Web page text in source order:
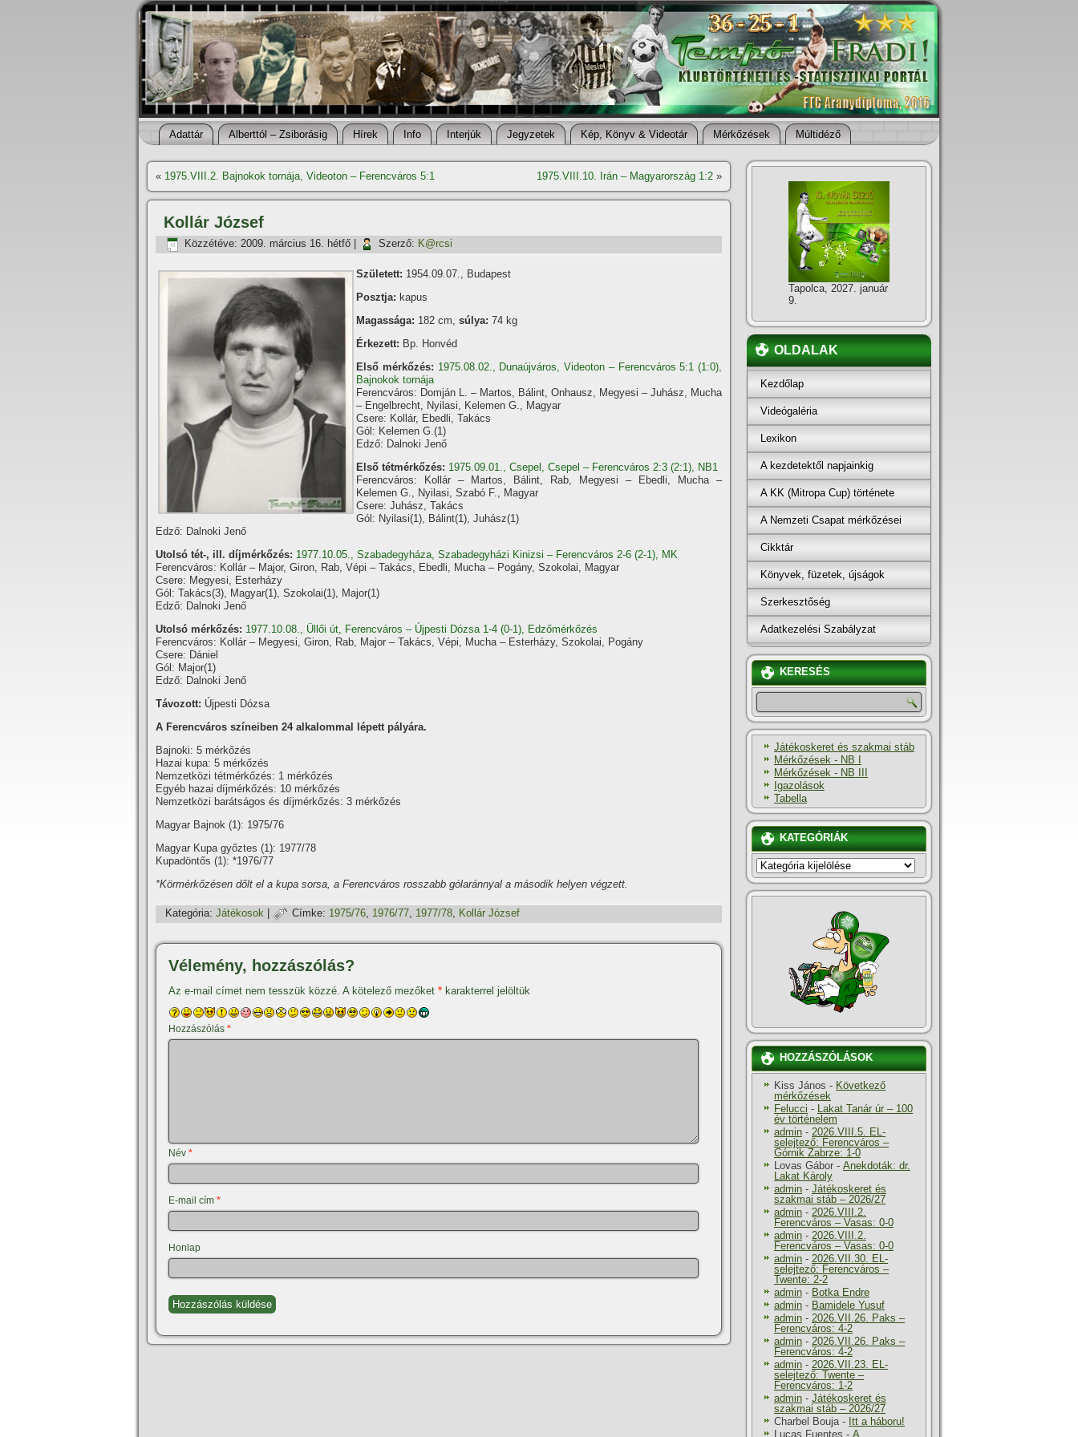
Adattár Alberttól – Zsiborásig Hí­rek Info Interjúk Jegyzetek Kép, Könyv & Videotár Mérkőzések Múltidéző
« 1975.VIII.2. Bajnokok tornája, Videoton – Ferencváros 5:1 1975.VIII.10. Irán – Magyarország 1:2 »
Kollár József
Közzétéve: 2009. március 16. hétfő Szerző: K@rcsi
Született: 1954.09.07., Budapest
Posztja: kapus
Magassága: 182 cm, súlya: 74 kg
Érkezett: Bp. Honvéd
Első mérkőzés: 1975.08.02., Dunaújváros, Videoton – Ferencváros 5:1 (1:0),
Bajnokok tornája
Ferencváros: Domján L. – Martos, Bálint, Onhausz, Megyesi – Juhász, Mucha
– Engelbrecht, Nyilasi, Kelemen G., Magyar
Csere: Kollár, Ebedli, Takács
Gól: Kelemen G.(1)
Edző: Dalnoki Jenő
Első tétmérkőzés: 1975.09.01., Csepel, Csepel – Ferencváros 2:3 (2:1), NB1
Ferencváros: Kollár – Martos, Bálint, Rab, Megyesi – Ebedli, Mucha –
Kelemen G., Nyilasi, Szabó F., Magyar
Csere: Juhász, Takács
Gól: Nyilasi(1), Bálint(1), Juhász(1)
Edző: Dalnoki Jenő
Utolsó tét-, ill. díjmérkőzés: 1977.10.05., Szabadegyháza, Szabadegyházi Kinizsi – Ferencváros 2-6 (2-1), MK
Ferencváros: Kollár – Major, Giron, Rab, Vépi – Takács, Ebedli, Mucha – Pogány, Szokolai, Magyar
Csere: Megyesi, Esterházy
Gól: Takács(3), Magyar(1), Szokolai(1), Major(1)
Edző: Dalnoki Jenő
Utolsó mérkőzés: 1977.10.08., Üllői út, Ferencváros – Újpesti Dózsa 1-4 (0-1), Edzőmérkőzés
Ferencváros: Kollár – Megyesi, Giron, Rab, Major – Takács, Vépi, Mucha – Esterházy, Szokolai, Pogány
Csere: Dániel
Gól: Major(1)
Edző: Dalnoki Jenő
Távozott: Újpesti Dózsa
A Ferencváros szí­neiben 24 alkalommal lépett pályára.
Bajnoki: 5 mérkőzés
Hazai kupa: 5 mérkőzés
Nemzetközi tétmérkőzés: 1 mérkőzés
Egyéb hazai dí­jmérkőzés: 10 mérkőzés
Nemzetközi barátságos és dí­jmérkőzés: 3 mérkőzés
Magyar Bajnok (1): 1975/76
Magyar Kupa győztes (1): 1977/78
Kupadöntős (1): *1976/77
*Körmérkőzésen dőlt el a kupa sorsa, a Ferencváros rosszabb gólaránnyal a második helyen végzett.
Kategória: Játékosok Címke: 1975/76, 1976/77, 1977/78, Kollár József
Vélemény, hozzászólás?
Az e-mail címet nem tesszük közzé. A kötelező mezőket * karakterrel jelöltük
Hozzászólás *
Név *
E-mail cím *
Honlap
Tapolca, 2027. január
9.
OLDALAK
Kezdőlap
Videógaléria
Lexikon
A kezdetektől napjainkig
A KK (Mitropa Cup) története
A Nemzeti Csapat mérkőzései
Cikktár
Könyvek, füzetek, újságok
Szerkesztőség
Adatkezelési Szabályzat
KERESÉS
Játékoskeret és szakmai stáb
Mérkőzések - NB I
Mérkőzések - NB III
Igazolások
Tabella
KATEGÓRIÁK
KATEGÓRIÁK
HOZZÁSZÓLÁSOK
Kiss János - Következő
mérkőzések
Felucci - Lakat Tanár úr – 100
év történelem
admin - 2026.VIII.5. EL-
selejtező: Ferencváros –
Górnik Zabrze: 1-0
Lovas Gábor - Anekdoták: dr.
Lakat Károly
admin - Játékoskeret és
szakmai stáb – 2026/27
admin - 2026.VIII.2.
Ferencváros – Vasas: 0-0
admin - 2026.VIII.2.
Ferencváros – Vasas: 0-0
admin - 2026.VII.30. EL-
selejtező: Ferencváros –
Twente: 2-2
admin - Botka Endre
admin - Bamidele Yusuf
admin - 2026.VII.26. Paks –
Ferencváros: 4-2
admin - 2026.VII.26. Paks –
Ferencváros: 4-2
admin - 2026.VII.23. EL-
selejtező: Twente –
Ferencváros: 1-2
admin - Játékoskeret és
szakmai stáb – 2026/27
Charbel Bouja- Itt a háboru!
Lucas Fuentes - A